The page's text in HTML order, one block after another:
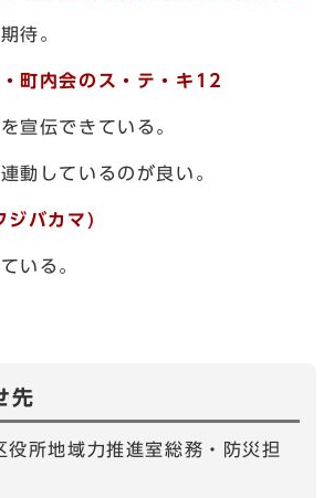
待。
町内会のス・テ・キ12
宣伝できている。
動しているのが良い。
ジバカマ)
いる。
先
役所地域力推進室総務・防災担